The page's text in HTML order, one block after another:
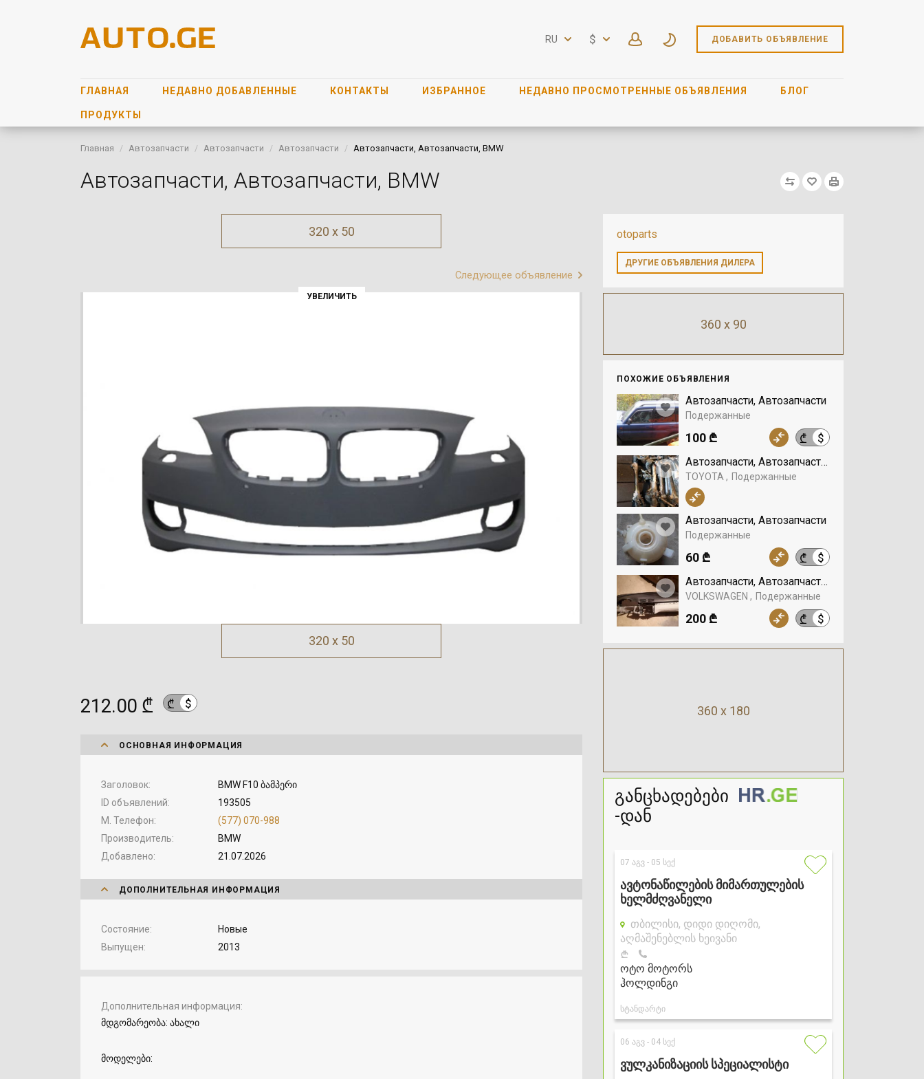
RU $ ДОБАВИТЬ ОБЪЯВЛЕНИЕ
ГЛАВНАЯ НЕДАВНО ДОБАВЛЕННЫЕ КОНТАКТЫ ИЗБРАННОЕ НЕДАВНО ПРОСМОТРЕННЫЕ ОБЪЯВЛЕНИЯ БЛОГ
ПРОДУКТЫ
Главная Автозапчасти Автозапчасти Автозапчасти Автозапчасти, Автозапчасти, BMW
Автозапчасти, Автозапчасти, BMW
otoparts
ДРУГИЕ ОБЪЯВЛЕНИЯ ДИЛЕРА
360 x 90
ПОХОЖИЕ ОБЪЯВЛЕНИЯ
Автозапчасти, Автозапчасти
Подержанные
₾ $
100 ₾
Автозапчасти, Автозапчасти, TOYOTA
TOYOTA Подержанные
Автозапчасти, Автозапчасти
Подержанные
₾ $
60 ₾
Автозапчасти, Автозапчасти, VOLKSWAGEN
VOLKSWAGEN Подержанные
₾ $
200 ₾
360 x 180
320 x 50
Следующее объявление
УВЕЛИЧИТЬ
320 x 50
212.00 ₾ ₾ $
ОСНОВНАЯ ИНФОРМАЦИЯ
Заголовок
BMW F10 ბამპერი
ID объявлений
193505
М. Телефон
(577) 070-988
Производитель
BMW
Добавлено
21.07.2026
ДОПОЛНИТЕЛЬНАЯ ИНФОРМАЦИЯ
Состояние
Новые
Выпущен
2013
Дополнительная информация
მდგომარეობა: ახალი
მოდელები: